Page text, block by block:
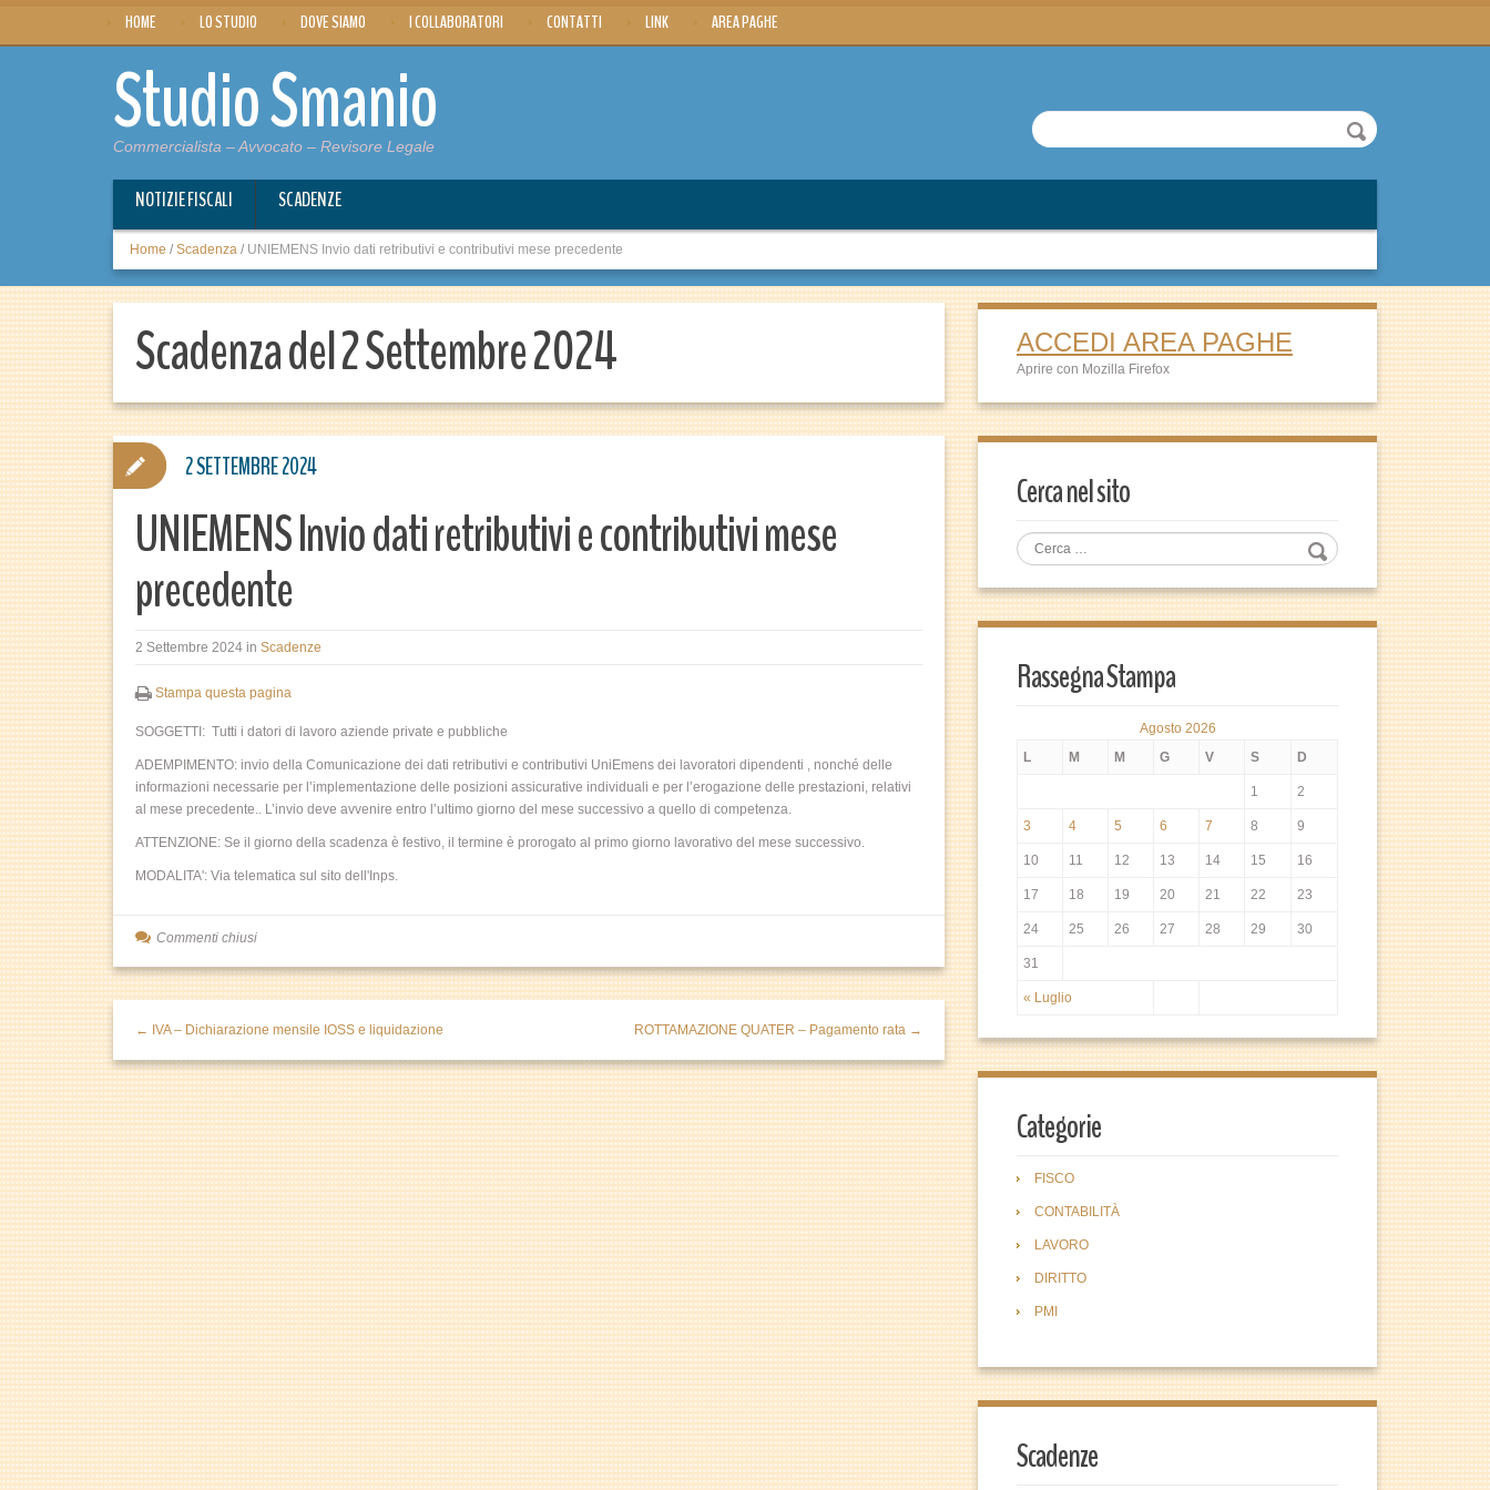
HOME LO STUDIO DOVE SIAMO I COLLABORATORI CONTATTI LINK AREA PAGHE
Studio Smanio
Commercialista – Avvocato – Revisore Legale
NOTIZIE FISCALI SCADENZE
Home / Scadenza / UNIEMENS Invio dati retributivi e contributivi mese precedente
Scadenza del 2 Settembre 2024
UNIEMENS Invio dati retributivi e contributivi mese
precedente
2 Settembre 2024 in Scadenze
Stampa questa pagina
SOGGETTI: Tutti i datori di lavoro aziende private e pubbliche
ADEMPIMENTO: invio della Comunicazione dei dati retributivi e contributivi UniEmens dei lavoratori dipendenti , nonché delle
informazioni necessarie per l’implementazione delle posizioni assicurative individuali e per l’erogazione delle prestazioni, relativi
al mese precedente.. L’invio deve avvenire entro l’ultimo giorno del mese successivo a quello di competenza.
ATTENZIONE: Se il giorno della scadenza è festivo, il termine è prorogato al primo giorno lavorativo del mese successivo.
MODALITA': Via telematica sul sito dell'Inps.
2 SETTEMBRE 2024
Commenti chiusi
← IVA – Dichiarazione mensile IOSS e liquidazione ROTTAMAZIONE QUATER – Pagamento rata →
ACCEDI AREA PAGHE
Aprire con Mozilla Firefox
Cerca nel sito
Rassegna Stampa
Agosto 2026
L
M M G V S D
« Luglio
1 2
3 4 5 6 7 8 9
10 11 12 13 14 15 16
17 18 19 20 21 22 23
24 25 26 27 28 29 30
31
Categorie
FISCO
CONTABILITÀ
LAVORO
DIRITTO
PMI
Scadenze